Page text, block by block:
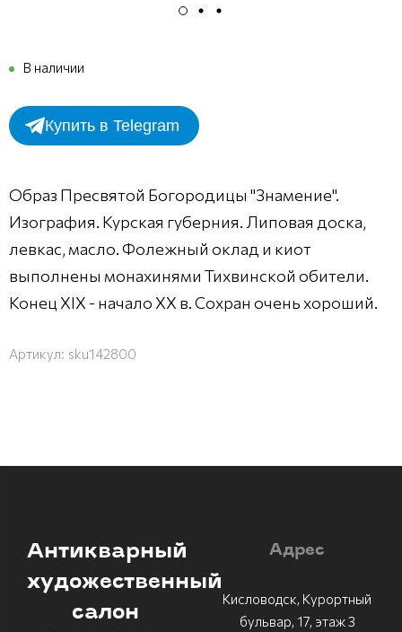
В наличии
Купить в Telegram
Образ Пресвятой Богородицы "Знамение".
Изография. Курская губерния. Липовая доска,
левкас, масло. Фолежный оклад и киот
выполнены монахинями Тихвинской обители.
Конец ХIX - начало XX в. Сохран очень хороший.
Артикул: sku142800
Антикварный
художественный
салон
Адрес
Кисловодск, Курортный
бульвар, 17, этаж 3